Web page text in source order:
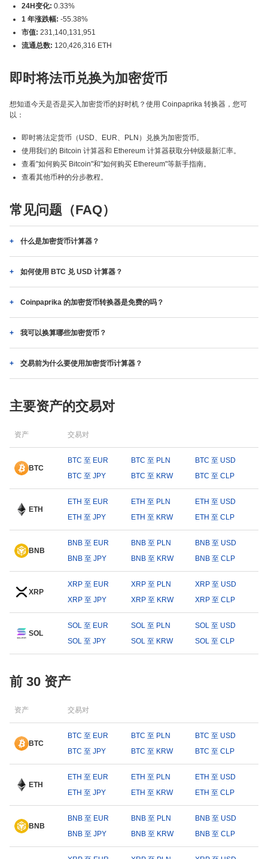
24H变化: 0.33%
1 年涨跌幅: -55.38%
市值: 231,140,131,951
流通总数: 120,426,316 ETH
即时将法币兑换为加密货币
想知道今天是否是买入加密货币的好时机？使用 Coinpaprika 转换器，您可
以：
即时将法定货币（USD、EUR、PLN）兑换为加密货币。
使用我们的 Bitcoin 计算器和 Ethereum 计算器获取分钟级最新汇率。
查看"如何购买 Bitcoin"和"如何购买 Ethereum"等新手指南。
查看其他币种的分步教程。
常见问题（FAQ）
什么是加密货币计算器？
如何使用 BTC 兑 USD 计算器？
Coinpaprika 的加密货币转换器是免费的吗？
我可以换算哪些加密货币？
交易前为什么要使用加密货币计算器？
主要资产的交易对
资产 交易对
BTC
BTC 至 EUR BTC 至 PLN
BTC 至 USD
BTC 至 JPY
BTC 至 KRW BTC 至 CLP
ETH
ETH 至 EUR ETH 至 PLN
ETH 至 USD
ETH 至 JPY
ETH 至 KRW ETH 至 CLP
BNB
BNB 至 EUR BNB 至 PLN
BNB 至 USD
BNB 至 JPY
BNB 至 KRW BNB 至 CLP
XRP
XRP 至 EUR XRP 至 PLN
XRP 至 USD
XRP 至 JPY
XRP 至 KRW XRP 至 CLP
SOL
SOL 至 EUR SOL 至 PLN
SOL 至 USD
SOL 至 JPY
SOL 至 KRW SOL 至 CLP
前 30 资产
资产 交易对
BTC
BTC 至 EUR BTC 至 PLN
BTC 至 USD
BTC 至 JPY
BTC 至 KRW BTC 至 CLP
ETH
ETH 至 EUR ETH 至 PLN
ETH 至 USD
ETH 至 JPY
ETH 至 KRW ETH 至 CLP
BNB
BNB 至 EUR BNB 至 PLN
BNB 至 USD
BNB 至 JPY
BNB 至 KRW BNB 至 CLP